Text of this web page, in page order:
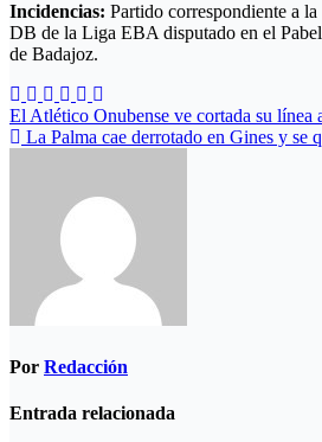
Incidencias: Partido correspondiente a
DB de la Liga EBA disputado en el
de Badajoz.
Navegación
de
El Atlético Onubense ve cortada su línea
La Palma cae derrotado en Gines y se
Por Redacción
Entrada relacionada